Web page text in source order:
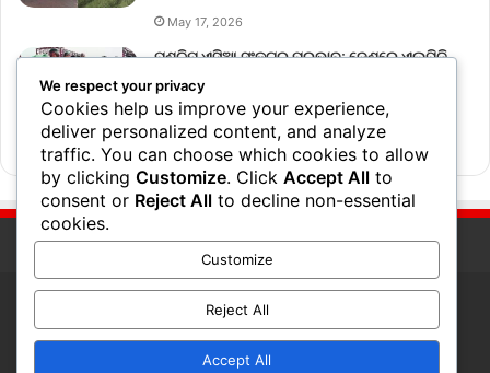
May 17, 2026
ପଶ୍ଚିମ ଏସିଆ ସଂକଟର ପ୍ରଭାବ: ଦେଶରେ ଏଲ୍‌ପିଜି
ବ୍ୟବହାର ୧୮% ହ୍ରାସ
March 17, 2026
© Copyright 2026, All Rights Reserved
Facebook
Twitter
We respect your privacy
Cookies help us improve your experience,
deliver personalized content, and analyze
traffic. You can choose which cookies to allow
by clicking Customize. Click Accept All to
consent or Reject All to decline non-essential
cookies.
Customize
Reject All
Accept All